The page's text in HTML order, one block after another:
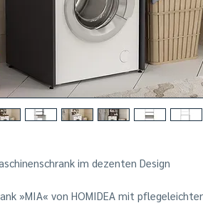
im dezenten Design
»MIA« von HOMIDEA mit